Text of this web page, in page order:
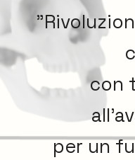
"
con
per un